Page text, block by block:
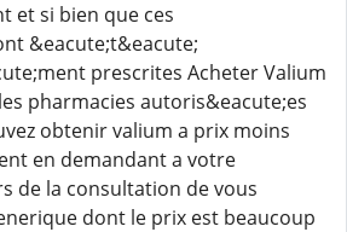
et si bien que ces
&eacute;t&eacute;
prescrites Acheter Valium
pharmacies autoris&eacute;es
obtenir valium a prix moins
en demandant a votre
de la consultation de vous
dont le prix est beaucoup